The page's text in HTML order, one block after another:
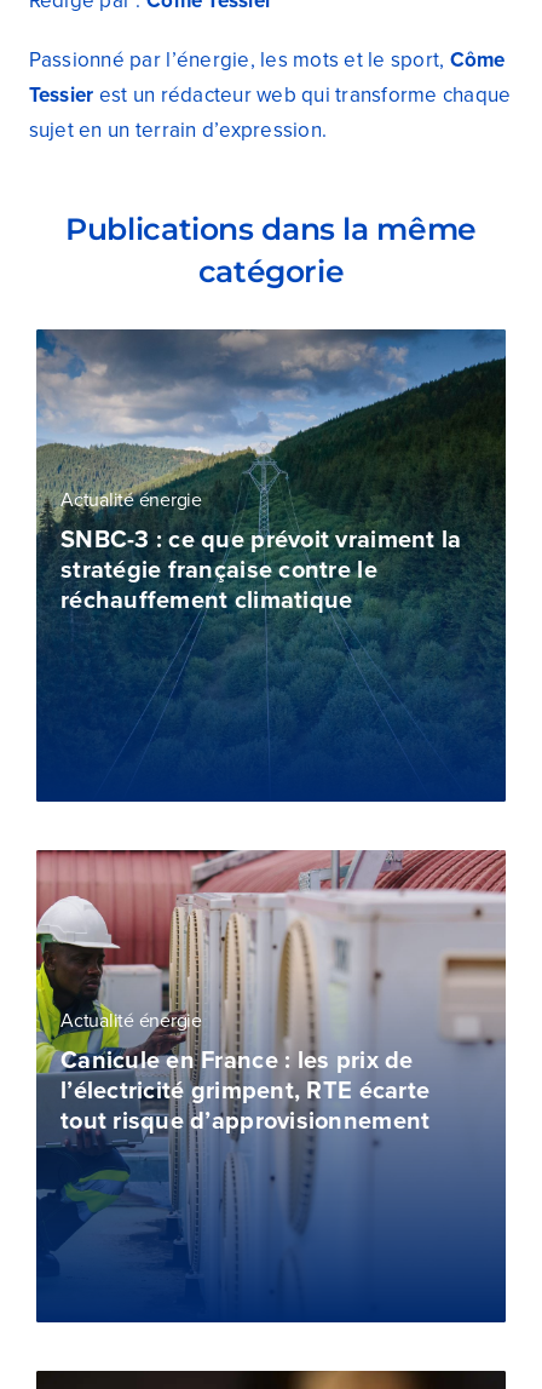
Passionné par l’énergie, les mots et le sport, Côme
Tessier est un rédacteur web qui transforme chaque
sujet en un terrain d’expression.
Publications dans la même
catégorie
Actualité énergie
SNBC-3 : ce que prévoit vraiment la
stratégie française contre le
réchauffement climatique
Actualité énergie
Canicule en France : les prix de
l’électricité grimpent, RTE écarte
tout risque d’approvisionnement